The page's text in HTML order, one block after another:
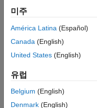
calls.
Balda
5
1 답변
업데이트
미주
América Latina (Español)
Canada (English)
United States (English)
유럽
Belgium (English)
Denmark (English)